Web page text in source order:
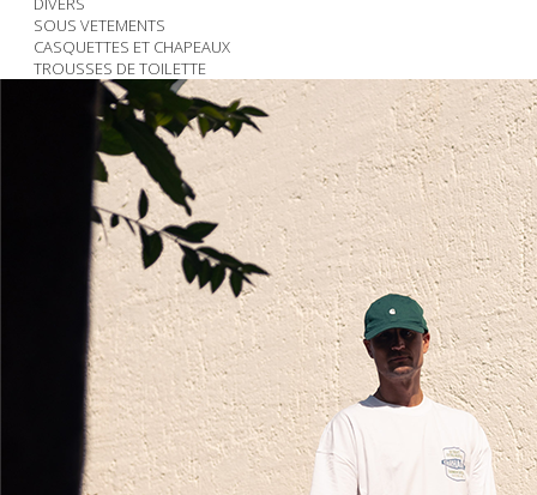
SOUS VETEMENTS
CASQUETTES ET CHAPEAUX
TROUSSES DE TOILETTE